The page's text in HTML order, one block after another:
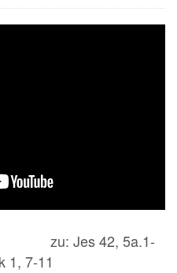
42, 5a.1-
1, 7-11